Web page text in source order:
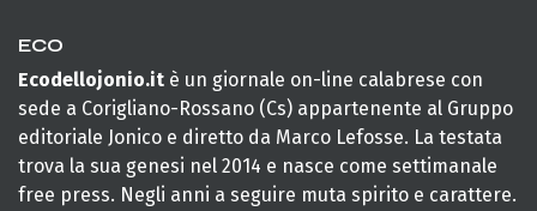
ECO
Ecodellojonio.it è un giornale on-line calabrese con
sede a Corigliano-Rossano (Cs) appartenente al Gruppo
editoriale Jonico e diretto da Marco Lefosse. La testata
trova la sua genesi nel 2014 e nasce come settimanale
free press. Negli anni a seguire muta spirito e carattere.